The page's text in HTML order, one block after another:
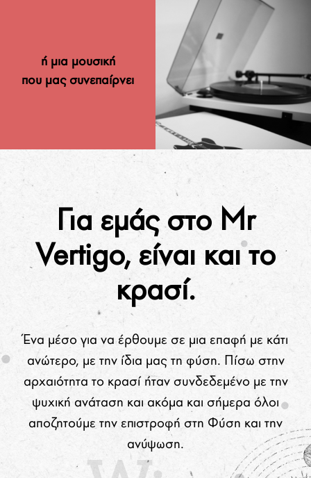
ή μια μουσική
που μας συνεπαίρνει
Για εμάς στο Mr
Vertigo, είναι και το
κρασί.
Ένα μέσο για να έρθουμε σε μια επαφή με κάτι
ανώτερο, με την ίδια μας τη φύση. Πίσω στην
αρχαιότητα το κρασί ήταν συνδεδεμένο με την
ψυχική ανάταση και ακόμα και σήμερα όλοι
αποζητούμε την επιστροφή στη Φύση και την
ανύψωση.